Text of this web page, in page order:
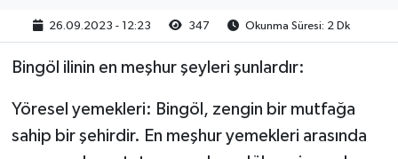
26.09.2023 - 12:23 347 Okunma Süresi: 2 Dk
Bingöl ilinin en meşhur şeyleri şunlardır:
Yöresel yemekleri: Bingöl, zengin bir mutfağa
sahip bir şehirdir. En meşhur yemekleri arasında